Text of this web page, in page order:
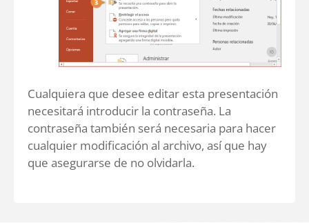
Cualquiera que desee editar esta presentación
necesitará introducir la contraseña. La
contraseña también será necesaria para hacer
cualquier modificación al archivo, así que hay
que asegurarse de no olvidarla.